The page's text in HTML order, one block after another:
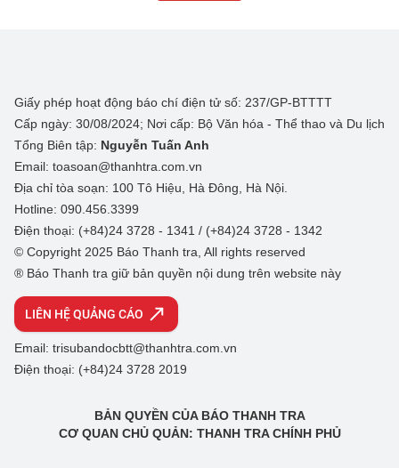
Giấy phép hoạt động báo chí điện tử số: 237/GP-BTTTT
Cấp ngày: 30/08/2024; Nơi cấp: Bộ Văn hóa - Thể thao và Du lịch
Tổng Biên tập: Nguyễn Tuấn Anh
Email: toasoan@thanhtra.com.vn
Địa chỉ tòa soạn: 100 Tô Hiệu, Hà Đông, Hà Nội.
Hotline: 090.456.3399
Điện thoại: (+84)24 3728 - 1341 / (+84)24 3728 - 1342
© Copyright 2025 Báo Thanh tra, All rights reserved
® Báo Thanh tra giữ bản quyền nội dung trên website này
LIÊN HỆ QUẢNG CÁO
Email: trisubandocbtt@thanhtra.com.vn
Điện thoại: (+84)24 3728 2019
BẢN QUYỀN CỦA BÁO THANH TRA
CƠ QUAN CHỦ QUẢN: THANH TRA CHÍNH PHỦ